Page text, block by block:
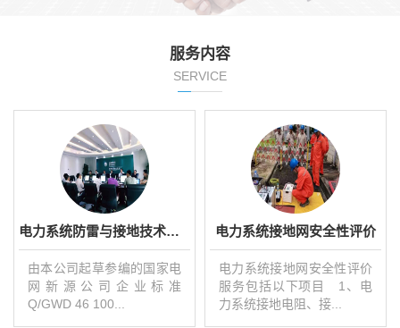
服务内容
SERVICE
电力系统防雷与接地技术研发
由本公司起草参编的国家电
网新源公司企业标准
Q/GWD 46 100...
电力系统接地网安全性评价
电力系统接地网安全性评价
服务包括以下项目 1、电
力系统接地电阻、接...